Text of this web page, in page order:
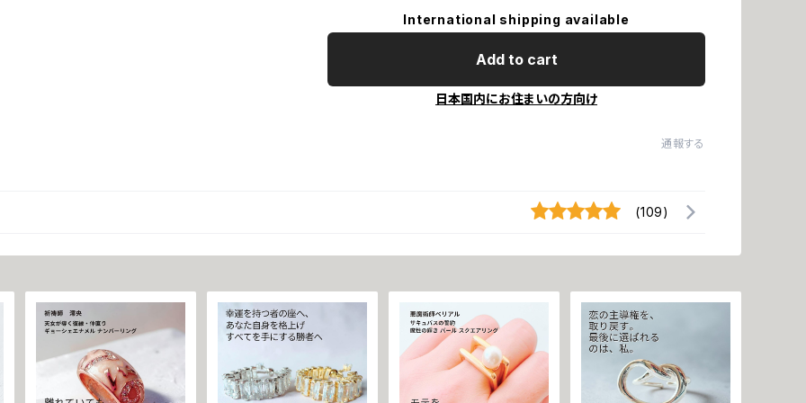
International shipping available
Add to cart
日本国内にお住まいの方向け
通報する
(109)